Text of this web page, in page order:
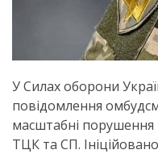
У Силах оборони
повідомлення
масштабні
ТЦК та СП.